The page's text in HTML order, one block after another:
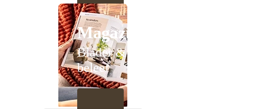
Magazines
Blader &
beleef